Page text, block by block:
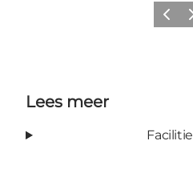
Vorige
Lees meer